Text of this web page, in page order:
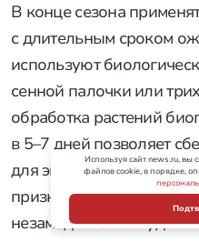
В конце сезона
с длительным сроком
используют
сенной палочки или
обработка растений
в 5–7 дней позволяет
для экологии и
признаках поражения
незамедлительно
Используя сайт news.ru, вы
файлов cookie, в порядке,